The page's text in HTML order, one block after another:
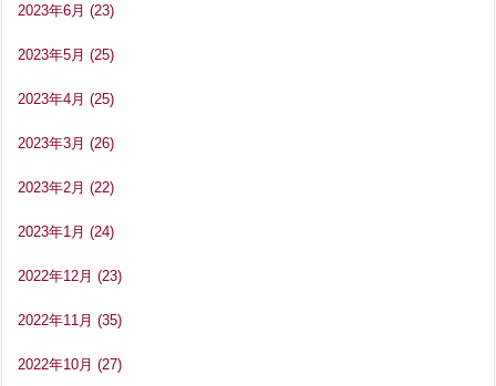
2023年6月 (23)
2023年5月 (25)
2023年4月 (25)
2023年3月 (26)
2023年2月 (22)
2023年1月 (24)
2022年12月 (23)
2022年11月 (35)
2022年10月 (27)